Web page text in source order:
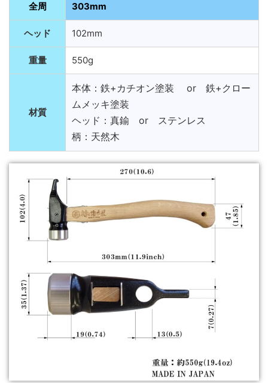
全周 303mm
ヘッド 102mm
重量 550g
材質
本体：鉄+カチオン塗装 or 鉄+クロー
ムメッキ塗装
ヘッド：真鍮 or ステンレス
柄：天然木